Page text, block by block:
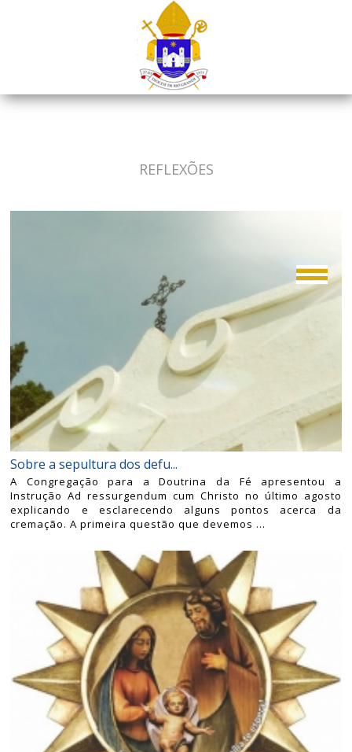
REFLEXÕES
Sobre a sepultura dos defu...
A Congregação para a Doutrina da Fé apresentou a
Instrução Ad ressurgendum cum Christo no último agosto
explicando e esclarecendo alguns pontos acerca da
cremação. A primeira questão que devemos ...